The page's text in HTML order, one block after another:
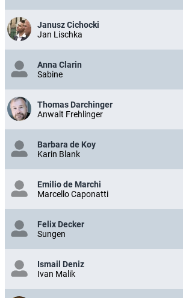
Janusz Cichocki
Jan Lischka
Anna Clarin
Sabine
Thomas Darchinger
Anwalt Frehlinger
Barbara de Koy
Karin Blank
Emilio de Marchi
Marcello Caponatti
Felix Decker
Sungen
Ismail Deniz
Ivan Malik